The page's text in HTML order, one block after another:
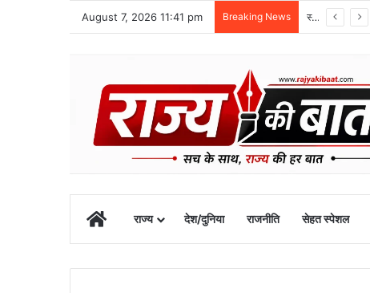
August 7, 2026 11:41 pm Breaking News स्वतंत्रता दिवस समारोह की तैयारियां तेज, डीएम ने की तैयारियों की समीक्षा
Homeराज्य देश/दुनिया राजनीति सेहत स्पेशल